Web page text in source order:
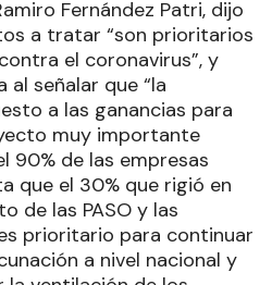
Fernández Patri, dijo
a tratar “son prioritarios
el coronavirus”, y
señalar que “la
a las ganancias para
muy importante
90% de las empresas
que el 30% que rigió en
de las PASO y las
prioritario para continuar
a nivel nacional y